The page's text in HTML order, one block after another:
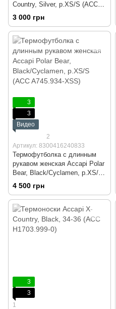
Country, Silver, р.XS/S (ACC
А651.950-XSS)
3 000 грн
3
3
Видео
2
Артикул: 8300416240833
Термофутболка с длинным
рукавом женская Accapi Polar
Bear, Black/Cyclamen, р.XS/S
(ACC A745.934-XSS)
4 500 грн
3
3
1